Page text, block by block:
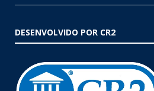
DESENVOLVIDO POR CR2